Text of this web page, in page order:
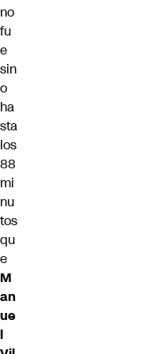
no
fu
e
sin
o
ha
sta
los
88
mi
nu
tos
qu
e
M
an
ue
l